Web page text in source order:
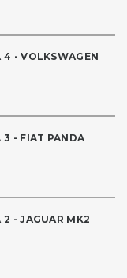
- VOLKSWAGEN
- FIAT PANDA
- JAGUAR MK2